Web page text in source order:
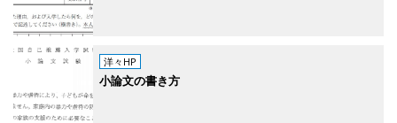
洋々HP
小論文の書き方